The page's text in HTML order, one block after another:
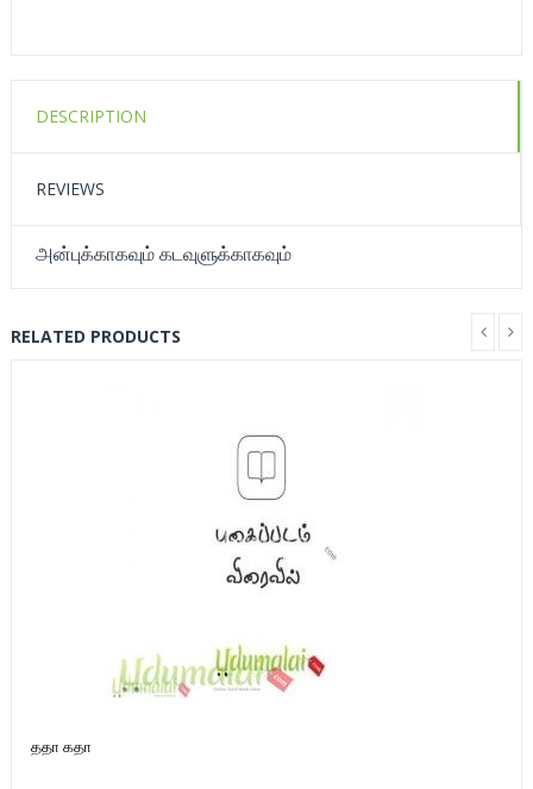
DESCRIPTION
REVIEWS
அன்புக்காகவும் கடவுளுக்காகவும்
RELATED PRODUCTS
ததா கதா